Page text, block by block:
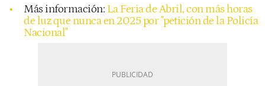
Más información: La Feria de Abril, con más horas
de luz que nunca en 2025 por "petición de la Policía
Nacional"